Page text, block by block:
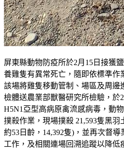
屏東縣動物防疫所於2月15日接獲
養雞隻有異常死亡，隨即依標準作
該場將雞隻移動管制、場區及周邊
檢體送農業部獸醫研究所檢驗，於
H5N1亞型高病原禽流感病毒，動
撲殺作業，現場撲殺 21,593隻黑羽
約53日齡，14,392隻)，並再次督
工作，及相關連場回溯追蹤以降低